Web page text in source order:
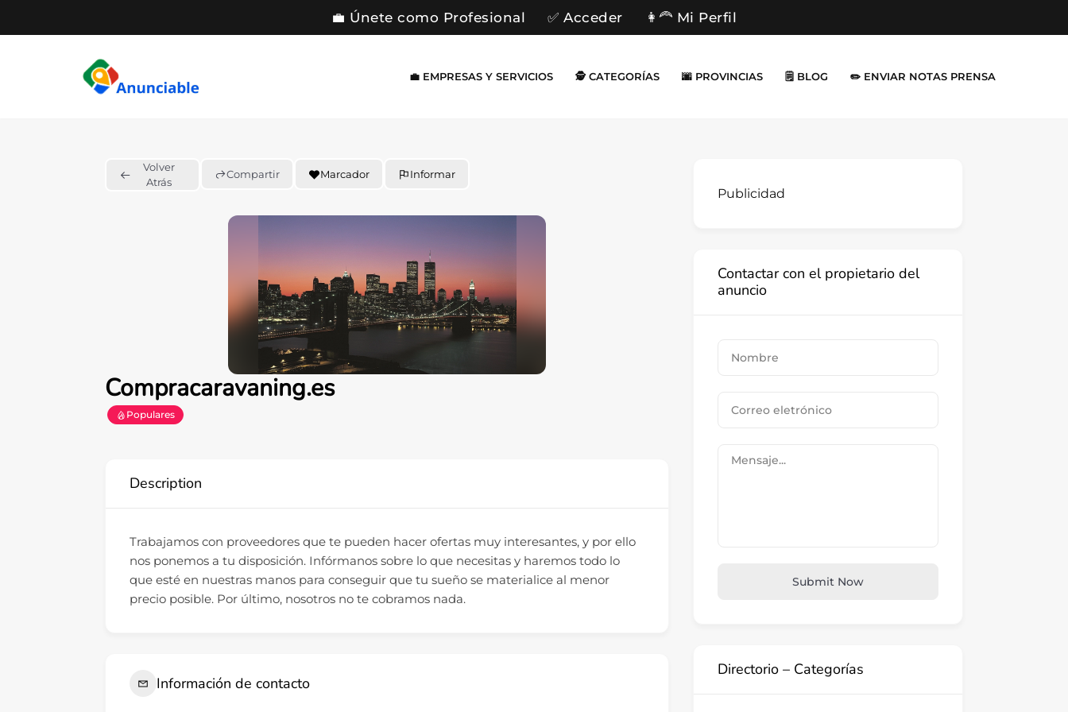
💼 Únete como Profesional ✅ Acceder 👩‍🦰 Mi Perfil
💼 EMPRESAS Y SERVICIOS 🕵️ CATEGORÍAS 🌆 PROVINCIAS 🗒️ BLOG ✏️ ENVIAR NOTAS PRENSA
Volver
Atrás
Compartir Marcador Informar
Compracaravaning.es
Populares
Description
Trabajamos con proveedores que te pueden hacer ofertas muy interesantes, y por ello
nos ponemos a tu disposición. Infórmanos sobre lo que necesitas y haremos todo lo
que esté en nuestras manos para conseguir que tu sueño se materialice al menor
precio posible. Por último, nosotros no te cobramos nada.
Información de contacto
Publicidad
Contactar con el propietario del
anuncio
Submit Now
Directorio – Categorías